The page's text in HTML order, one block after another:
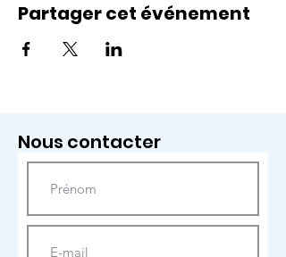
Partager cet événement
Nous contacter